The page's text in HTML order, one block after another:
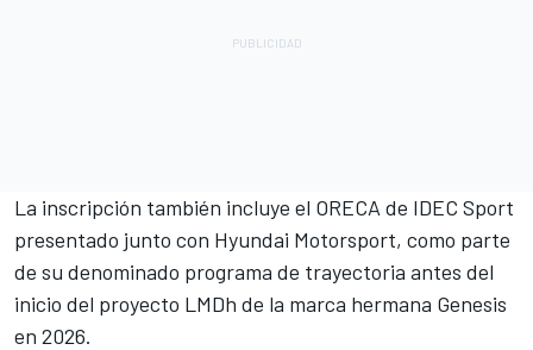
La inscripción también incluye el ORECA de IDEC Sport
presentado junto con Hyundai Motorsport, como parte
de su denominado programa de trayectoria antes del
inicio del proyecto LMDh de la marca hermana Genesis
en 2026.